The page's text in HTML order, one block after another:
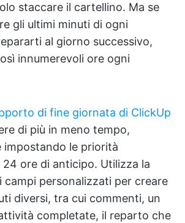
staccare il cartellino. Ma se
gli ultimi minuti di ogni
al giorno successivo,
innumerevoli ore ogni
di fine giornata di ClickUp
di più in meno tempo,
impostando le priorità
ore di anticipo. Utilizza la
campi personalizzati per creare
diversi, tra cui commenti, un
completate, il reparto che